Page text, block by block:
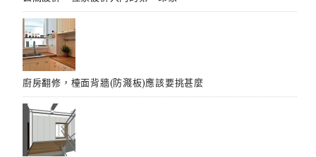
廚房翻修，檯面背牆(防濺板)應該要挑甚麼